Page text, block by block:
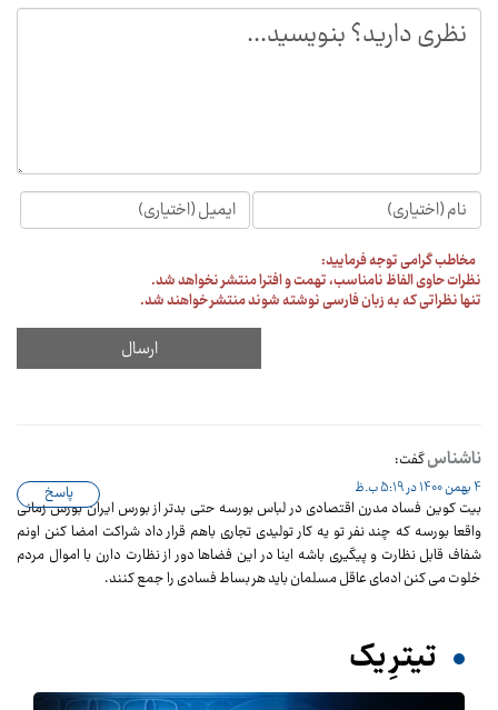
مخاطب گرامی توجه فرمایید:
نظرات حاوی الفاظ نامناسب، تهمت و افترا منتشر نخواهد شد.
تنها نظراتی که به زبان فارسی نوشته شوند منتشر خواهند شد.
ناشناسگفت:
4 بهمن 1400 در 5:19 ب.ظ
بیت کوین فساد مدرن اقتصادی در لباس بورسه حتی بدتر از بورس ایران بورس زمانی
واقعا بورسه که چند نفر تو یه کار تولیدی تجاری باهم قرار داد شراکت امضا کنن اونم
شفاف قابل نظارت و پیگیری باشه اینا در این فضاها دور از نظارت دارن با اموال مردم
خلوت می کنن ادمای عاقل مسلمان باید هر بساط فسادی را جمع کنند.
پاسخ
تیترِ یک